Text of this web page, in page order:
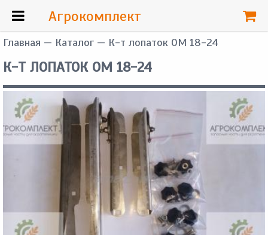
Главная — Каталог — К-т лопаток OM 18-24
К-Т ЛОПАТОК OM 18-24
Агрокомплект